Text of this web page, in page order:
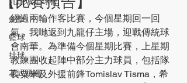
劍擊
籃球
排球
花式跳繩
經過兩輪作客比賽，今個星期回一回
氣，我哋返到九龍仔主場，迎戰傳統球
會南華。為準備今個星期比賽，上星期
教練團收起陣中部分主力球員，包括隊
長粟米及外援前鋒Tomislav Tisma，希